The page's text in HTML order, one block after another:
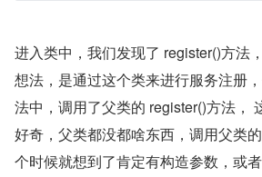
进入类中，我们发现了 register()方法
想法，是通过这个类来进行服务注册
法中，调用了父类的 register()方法，
好奇，父类都没都啥东西，调用父类
个时候就想到了肯定有构造参数，或